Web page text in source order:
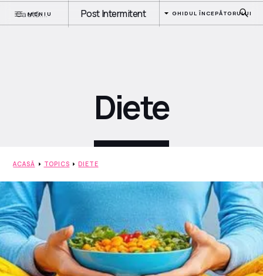
MENIU Post Intermitent GHIDUL ÎNCEPĂTORULUI
Diete
ACASĂ TOPICS DIETE